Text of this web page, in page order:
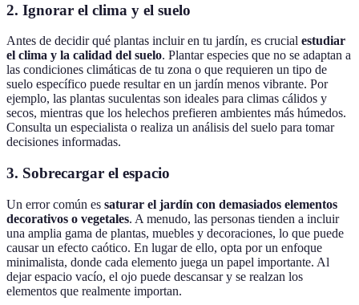
2. Ignorar el clima y el suelo
Antes de decidir qué plantas incluir en tu jardín, es crucial estudiar
el clima y la calidad del suelo. Plantar especies que no se adaptan a
las condiciones climáticas de tu zona o que requieren un tipo de
suelo específico puede resultar en un jardín menos vibrante. Por
ejemplo, las plantas suculentas son ideales para climas cálidos y
secos, mientras que los helechos prefieren ambientes más húmedos.
Consulta un especialista o realiza un análisis del suelo para tomar
decisiones informadas.
3. Sobrecargar el espacio
Un error común es saturar el jardín con demasiados elementos
decorativos o vegetales. A menudo, las personas tienden a incluir
una amplia gama de plantas, muebles y decoraciones, lo que puede
causar un efecto caótico. En lugar de ello, opta por un enfoque
minimalista, donde cada elemento juega un papel importante. Al
dejar espacio vacío, el ojo puede descansar y se realzan los
elementos que realmente importan.